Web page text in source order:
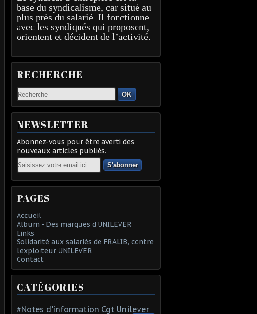
base du syndicalisme, car situé au
plus près du salarié. Il fonctionne
avec les syndiqués qui proposent,
orientent et décident de l’activité.
RECHERCHE
OK
NEWSLETTER
Abonnez-vous pour être averti des
nouveaux articles publiés.
Email
PAGES
Accueil
Album - Des marques d'UNILEVER
Links
Solidarité aux salariés de FRALIB, contre
l'exploiteur UNILEVER
Contact
CATÉGORIES
#Notes d'information Cgt Unilever